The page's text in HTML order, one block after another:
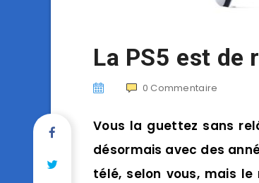
La PS5 est de
0 Commentaire
Vous la guettez sans
désormais avec des
télé, selon vous, mais